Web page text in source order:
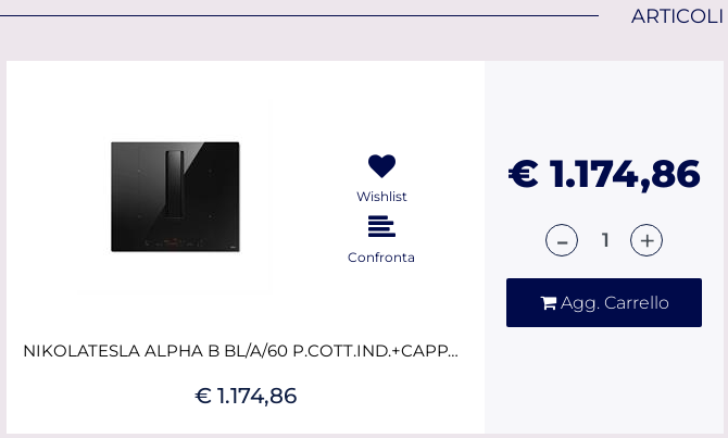
ARTICOLI
Wishlist
Confronta
NIKOLATESLA ALPHA B BL/A/60 P.COTT.IND.+CAPPA ASPIR. V.NERO ELIC
€ 1.174,86
€ 1.174,86
Quantità
Agg. Carrello